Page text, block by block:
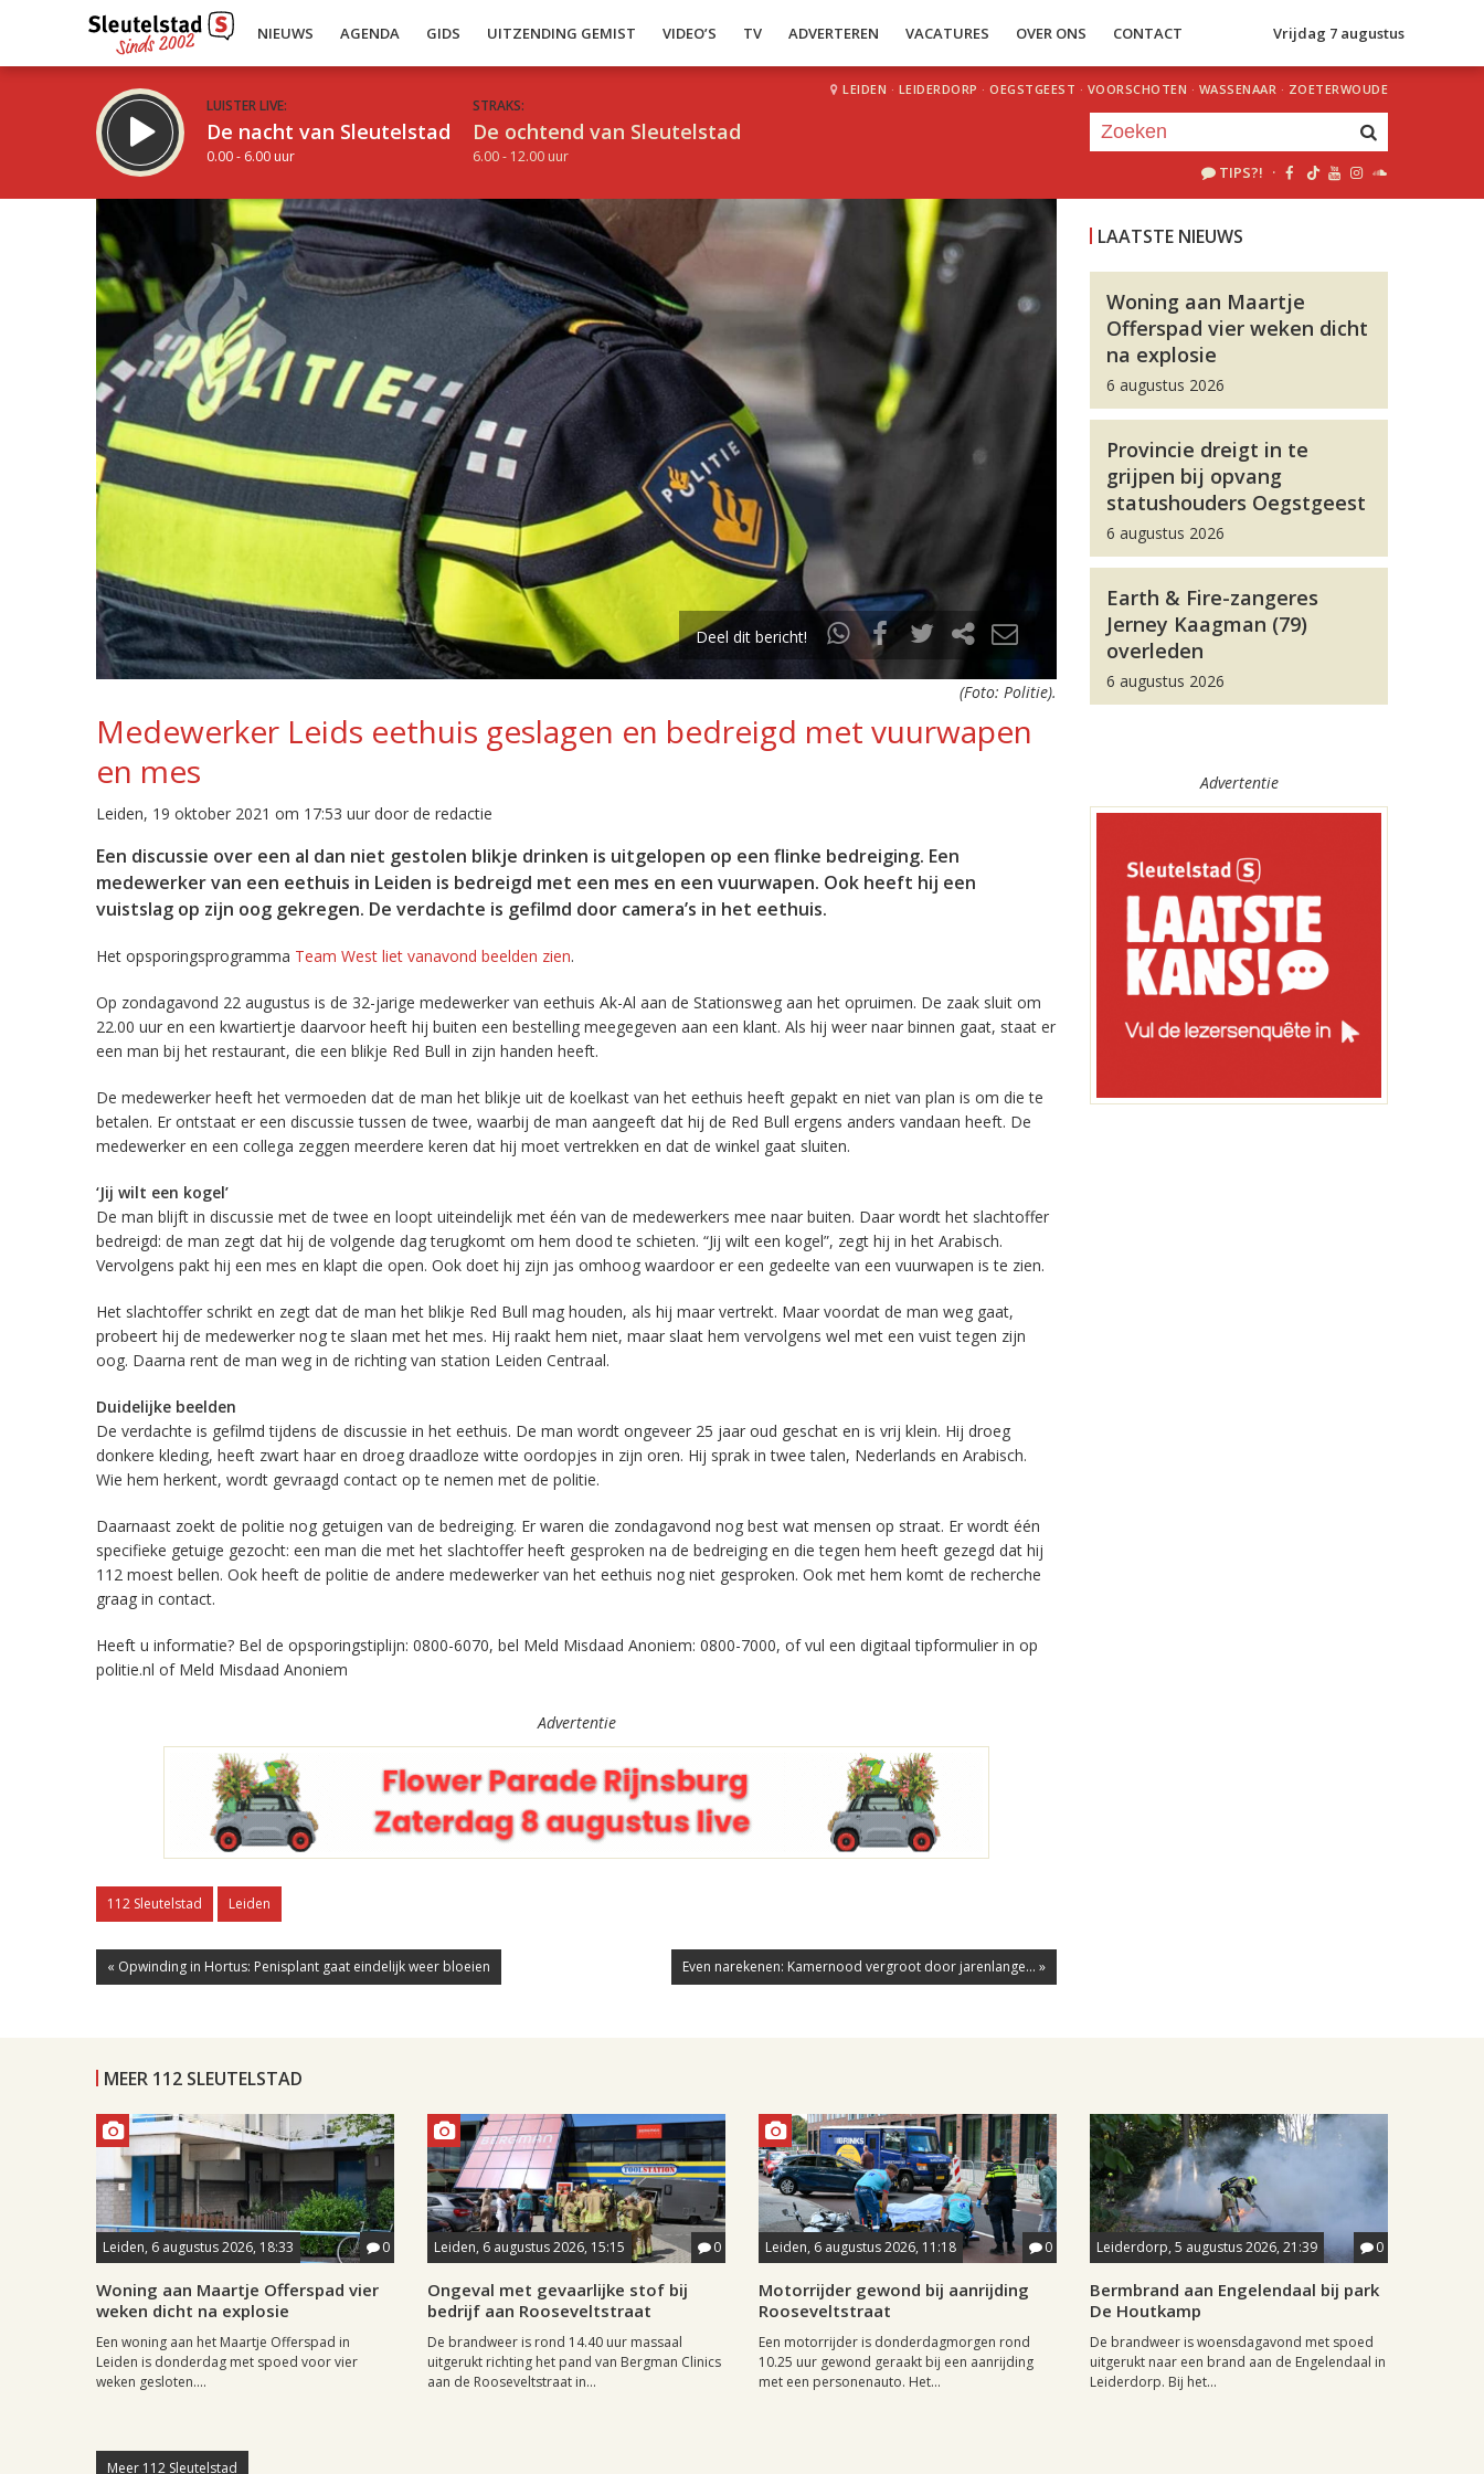
NIEUWS AGENDA GIDS UITZENDING GEMIST VIDEO’S TV ADVERTEREN VACATURES OVER ONS CONTACT Vrijdag 7 augustus
LUISTER LIVE:
De nacht van Sleutelstad
0.00 - 6.00 uur
STRAKS:
De ochtend van Sleutelstad
6.00 - 12.00 uur
LEIDEN · LEIDERDORP · OEGSTGEEST · VOORSCHOTEN · WASSENAAR · ZOETERWOUDE
TIPS?! ·
Inklappen
Deel dit bericht!
(Foto: Politie).
Medewerker Leids eethuis geslagen en bedreigd met vuurwapen
en mes
Leiden, 19 oktober 2021 om 17:53 uur door de redactie
Een discussie over een al dan niet gestolen blikje drinken is uitgelopen op een flinke bedreiging. Een
medewerker van een eethuis in Leiden is bedreigd met een mes en een vuurwapen. Ook heeft hij een
vuistslag op zijn oog gekregen. De verdachte is gefilmd door camera’s in het eethuis.
Het opsporingsprogramma Team West liet vanavond beelden zien.
Op zondagavond 22 augustus is de 32-jarige medewerker van eethuis Ak-Al aan de Stationsweg aan het opruimen. De zaak sluit om
22.00 uur en een kwartiertje daarvoor heeft hij buiten een bestelling meegegeven aan een klant. Als hij weer naar binnen gaat, staat er
een man bij het restaurant, die een blikje Red Bull in zijn handen heeft.
De medewerker heeft het vermoeden dat de man het blikje uit de koelkast van het eethuis heeft gepakt en niet van plan is om die te
betalen. Er ontstaat er een discussie tussen de twee, waarbij de man aangeeft dat hij de Red Bull ergens anders vandaan heeft. De
medewerker en een collega zeggen meerdere keren dat hij moet vertrekken en dat de winkel gaat sluiten.
‘Jij wilt een kogel’
De man blijft in discussie met de twee en loopt uiteindelijk met één van de medewerkers mee naar buiten. Daar wordt het slachtoffer
bedreigd: de man zegt dat hij de volgende dag terugkomt om hem dood te schieten. “Jij wilt een kogel”, zegt hij in het Arabisch.
Vervolgens pakt hij een mes en klapt die open. Ook doet hij zijn jas omhoog waardoor er een gedeelte van een vuurwapen is te zien.
Het slachtoffer schrikt en zegt dat de man het blikje Red Bull mag houden, als hij maar vertrekt. Maar voordat de man weg gaat,
probeert hij de medewerker nog te slaan met het mes. Hij raakt hem niet, maar slaat hem vervolgens wel met een vuist tegen zijn
oog. Daarna rent de man weg in de richting van station Leiden Centraal.
Duidelijke beelden
De verdachte is gefilmd tijdens de discussie in het eethuis. De man wordt ongeveer 25 jaar oud geschat en is vrij klein. Hij droeg
donkere kleding, heeft zwart haar en droeg draadloze witte oordopjes in zijn oren. Hij sprak in twee talen, Nederlands en Arabisch.
Wie hem herkent, wordt gevraagd contact op te nemen met de politie.
Daarnaast zoekt de politie nog getuigen van de bedreiging. Er waren die zondagavond nog best wat mensen op straat. Er wordt één
specifieke getuige gezocht: een man die met het slachtoffer heeft gesproken na de bedreiging en die tegen hem heeft gezegd dat hij
112 moest bellen. Ook heeft de politie de andere medewerker van het eethuis nog niet gesproken. Ook met hem komt de recherche
graag in contact.
Heeft u informatie? Bel de opsporingstiplijn: 0800-6070, bel Meld Misdaad Anoniem: 0800-7000, of vul een digitaal tipformulier in op
politie.nl of Meld Misdaad Anoniem
Advertentie
112 Sleutelstad Leiden
« Opwinding in Hortus: Penisplant gaat eindelijk weer bloeien Even narekenen: Kamernood vergroot door jarenlange... »
LAATSTE NIEUWS
Woning aan Maartje
Offerspad vier weken dicht
na explosie
6 augustus 2026
Provincie dreigt in te
grijpen bij opvang
statushouders Oegstgeest
6 augustus 2026
Earth & Fire-zangeres
Jerney Kaagman (79)
overleden
6 augustus 2026
Advertentie
MEER 112 SLEUTELSTAD
Leiden, 6 augustus 2026, 18:33 0
Woning aan Maartje Offerspad vier
weken dicht na explosie
Een woning aan het Maartje Offerspad in
Leiden is donderdag met spoed voor vier
weken gesloten....
Leiden, 6 augustus 2026, 15:15 0
Ongeval met gevaarlijke stof bij
bedrijf aan Rooseveltstraat
De brandweer is rond 14.40 uur massaal
uitgerukt richting het pand van Bergman Clinics
aan de Rooseveltstraat in...
Leiden, 6 augustus 2026, 11:18 0
Motorrijder gewond bij aanrijding
Rooseveltstraat
Een motorrijder is donderdagmorgen rond
10.25 uur gewond geraakt bij een aanrijding
met een personenauto. Het...
Leiderdorp, 5 augustus 2026, 21:39 0
Bermbrand aan Engelendaal bij park
De Houtkamp
De brandweer is woensdagavond met spoed
uitgerukt naar een brand aan de Engelendaal in
Leiderdorp. Bij het...
Meer 112 Sleutelstad